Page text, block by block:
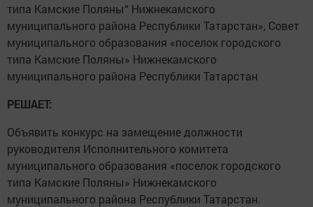
типа Камские Поляны“ Нижнекамского
муниципального района Республики Татарстан», Совет
муниципального образования «поселок городского
типа Камские Поляны» Нижнекамского
муниципального района Республики Татарстан
РЕШАЕТ:
Объявить конкурс на замещение должности
руководителя Исполнительного комитета
муниципального образования «поселок городского
типа Камские Поляны» Нижнекамского
муниципального района Республики Татарстан.